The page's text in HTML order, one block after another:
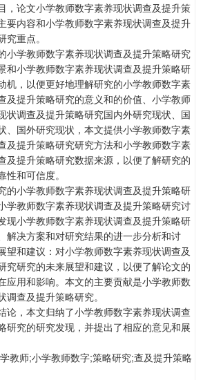
，论文小学教师数字素养现状调查及提升策
要内容和小学教师数字素养现状调查及提升
究重点。
小学教师数字素养现状调查及提升策略研究
和小学教师数字素养现状调查及提升策略研
机，以便更好地理解研究的小学教师数字素
及提升策略研究的意义和的价值、小学教师
状调查及提升策略研究国内外研究现状、国
、国外研究现状，本文提供小学教师数字素
及提升策略研究研究方法和小学教师数字素
及提升策略研究数据来源，以便了解研究的
性和可信度。
的小学教师数字素养现状调查及提升策略研
学教师数字素养现状调查及提升策略研究讨
现小学教师数字素养现状调查及提升策略研
解决方案和对研究结果的进一步分析和讨
望和建议：对小学教师数字素养现状调查及
究研究的未来展望和建议，以便了解论文的
应用和影响。本文的主要贡献是小学教师数
调查及提升策略研究。
论，本文归纳了小学教师数字素养现状调查
研究的研究发现，并提出了相应的意见和展
教师;小学教师数字;策略研究;查及提升策略